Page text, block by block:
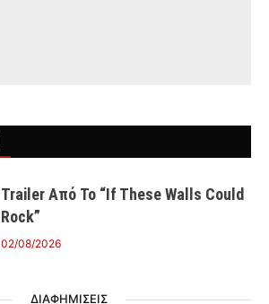
Trailer Από Το “If These Walls Could
Rock”
02/08/2026
ΔΙΑΦΗΜΙΣΕΙΣ